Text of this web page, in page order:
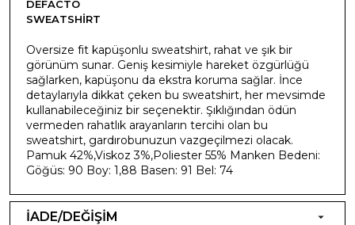
DEFACTO
SWEATSHIRT
Oversize fit kapüşonlu sweatshirt, rahat ve şık bir
görünüm sunar. Geniş kesimiyle hareket özgürlüğü
sağlarken, kapüşonu da ekstra koruma sağlar. İnce
detaylarıyla dikkat çeken bu sweatshirt, her mevsimde
kullanabileceğiniz bir seçenektir. Şıklığından ödün
vermeden rahatlık arayanların tercihi olan bu
sweatshirt, gardırobunuzun vazgeçilmezi olacak.
Pamuk 42%,Viskoz 3%,Poliester 55% Manken Bedeni:
Göğüs: 90 Boy: 1,88 Basen: 91 Bel: 74
İADE/DEĞİŞİM